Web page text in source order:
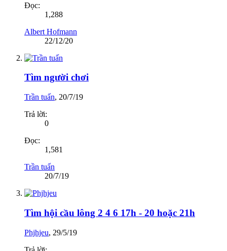
Đọc:
1,288
Albert Hofmann
22/12/20
Tìm người chơi
Trần tuấn, 20/7/19
Trả lời:
0
Đọc:
1,581
Trần tuấn
20/7/19
Tìm hội cầu lông 2 4 6 17h - 20 hoặc 21h
Phjhjeu, 29/5/19